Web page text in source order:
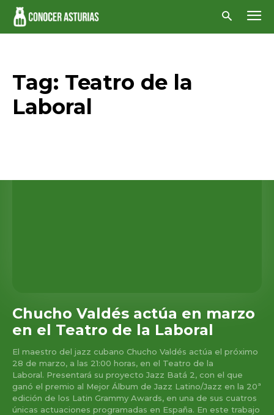
Tag: Teatro de la
Laboral
Chucho Valdés actúa en marzo
en el Teatro de la Laboral
El maestro del jazz cubano Chucho Valdés actúa el próximo
28 de marzo, a las 21:00 horas, en el Teatro de la
Laboral. Presentará su proyecto Jazz Batá 2, con el que
ganó el premio al Mejor Álbum de Jazz Latino/Jazz en la 20ª
edición de los Latin Grammy Awards, en una de sus cuatros
únicas actuaciones programadas en España. En este trabajo